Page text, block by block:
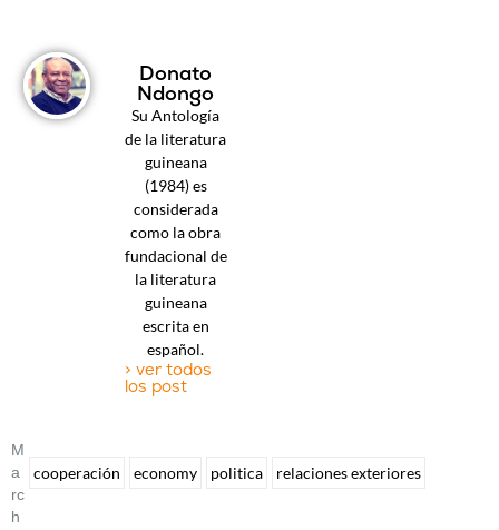
Donato
Ndongo
Su Antología
de la literatura
guineana
(1984) es
considerada
como la obra
fundacional de
la literatura
guineana
escrita en
español.
> ver todos
los post
M
A
Rc
H
cooperación economy politica relaciones exteriores